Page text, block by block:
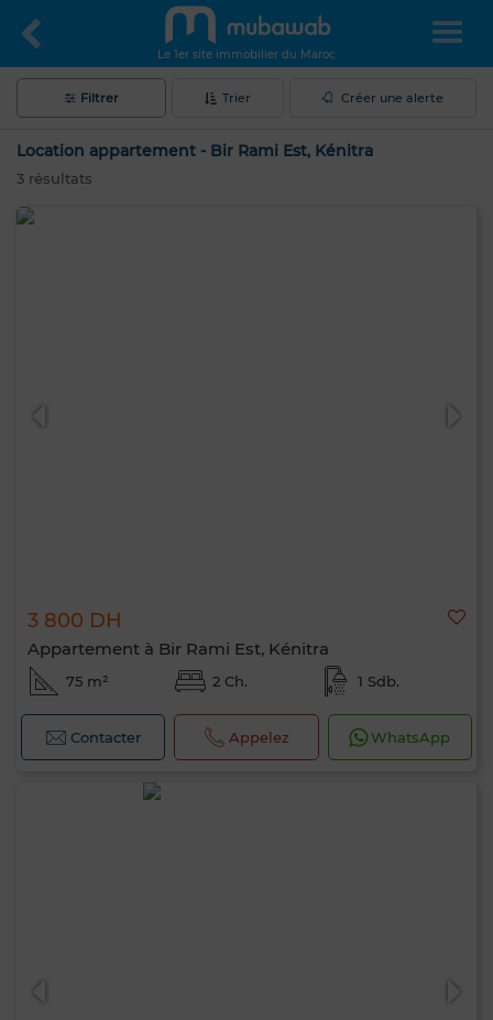
Le 1er site immobilier du Maroc
Filtrer Trier Créer une alerte
Location appartement - Bir Rami Est, Kénitra
3 résultats
3 800 DH
Appartement à Bir Rami Est, Kénitra
75 m² 2 Ch. 1 Sdb.
Contacter Appelez WhatsApp
Bonjour, je suis MIA. Quel critère souhaitez-